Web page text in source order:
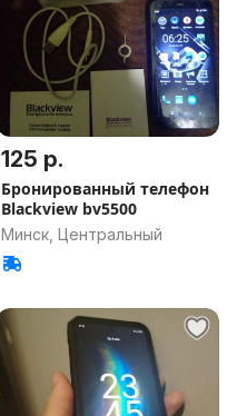
125 р.
Бронированный телефон
Blackview bv5500
Минск, Центральный